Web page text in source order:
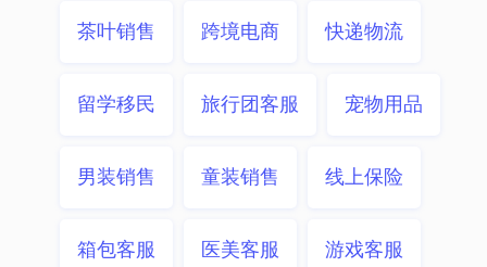
茶叶销售 跨境电商 快递物流
留学移民 旅行团客服 宠物用品
男装销售 童装销售 线上保险
箱包客服 医美客服 游戏客服